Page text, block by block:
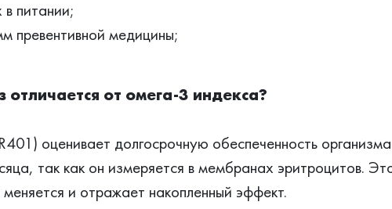
в питании;
превентивной медицины;
отличается от омега-3 индекса?
оценивает долгосрочную обеспеченность
так как он измеряется в мембранах эритроцитов.
и отражает накопленный эффект.